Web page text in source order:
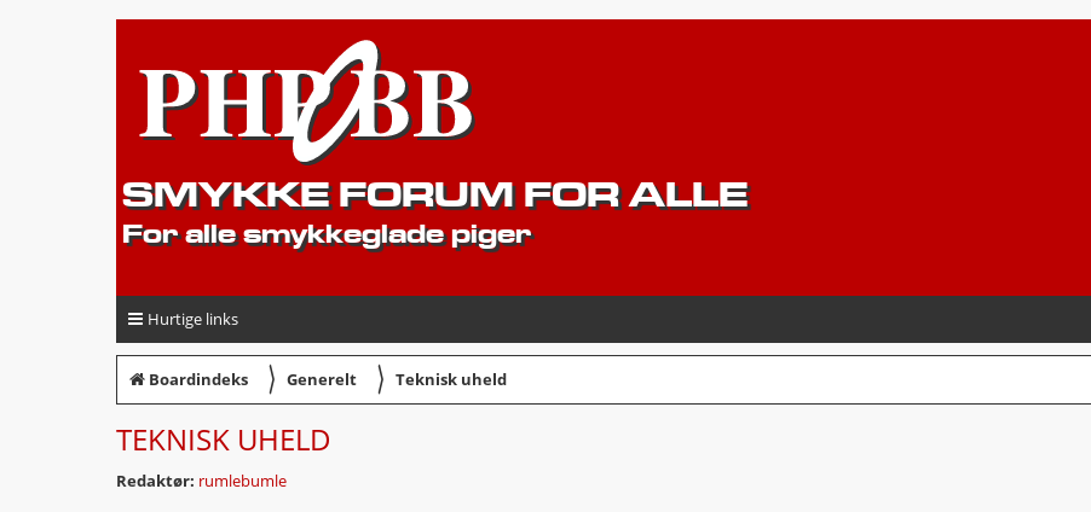
SMYKKE FORUM FOR ALLE
For alle smykkeglade piger
Hurtige links
Boardindeks 〉 Generelt 〉 Teknisk uheld
TEKNISK UHELD
Redaktør: rumlebumle